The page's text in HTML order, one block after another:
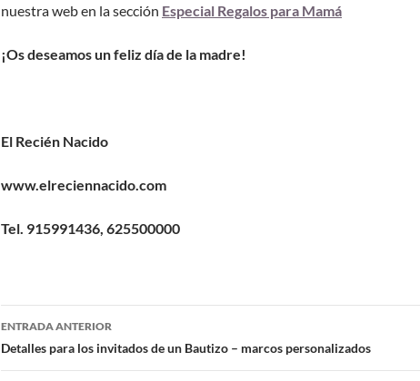
nuestra web en la sección Especial Regalos para Mamá
¡Os deseamos un feliz día de la madre!
El Recién Nacido
www.elreciennacido.com
Tel. 915991436, 625500000
ENTRADA ANTERIOR
Detalles para los invitados de un Bautizo – marcos personalizados